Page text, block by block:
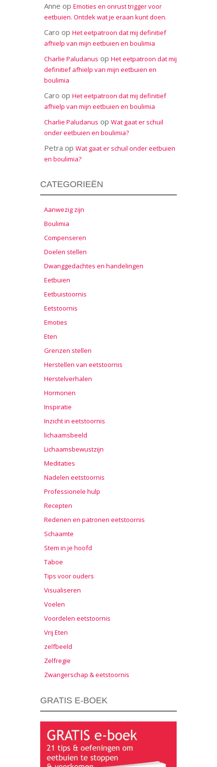
Anne op Emoties en onrust trigger voor
eetbuien. Ontdek wat je eraan kunt doen.
Caro op Het eetpatroon dat mij definitief
afhielp van mijn eetbuien en boulimia
Charlie Paludanus op Het eetpatroon dat mij
definitief afhielp van mijn eetbuien en
boulimia
Caro op Het eetpatroon dat mij definitief
afhielp van mijn eetbuien en boulimia
Charlie Paludanus op Wat gaat er schuil
onder eetbuien en boulimia?
Petra op Wat gaat er schuil onder eetbuien
en boulimia?
CATEGORIEËN
Aanwezig zijn
Boulimia
Compenseren
Doelen stellen
Dwanggedachtes en handelingen
Eetbuien
Eetbuistoornis
Eetstoornis
Emoties
Eten
Grenzen stellen
Herstellen van eetstoornis
Herstelverhalen
Hormonen
Inspiratie
Inzicht in eetstoornis
lichaamsbeeld
Lichaamsbewustzijn
Meditaties
Nadelen eetstoornis
Professionele hulp
Recepten
Redenen en patronen eetstoornis
Schaamte
Stem in je hoofd
Taboe
Tips voor ouders
Visualiseren
Voelen
Voordelen eetstoornis
Vrij Eten
zelfbeeld
Zelfregie
Zwangerschap & eetstoornis
GRATIS E-BOEK